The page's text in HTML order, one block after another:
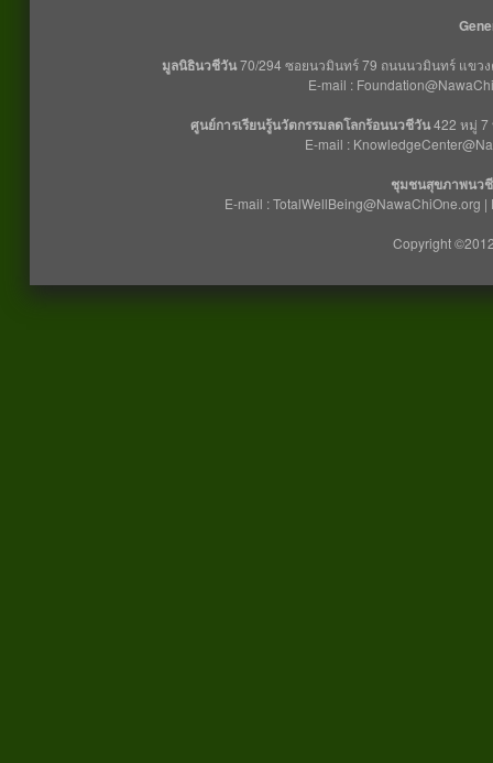
มูลนิธินวชีวัน70/294 ซอยนวมินทร์ 79 ถนนนวมินทร์ แขวง
E-mail :
ศูนย์การเรียนรู้นวัตกรรมลดโลกร้อนนวชีวัน422 หมู่ 7
E-mail :
ชุมชนสุขภาพนว
E-mail :
Copyright